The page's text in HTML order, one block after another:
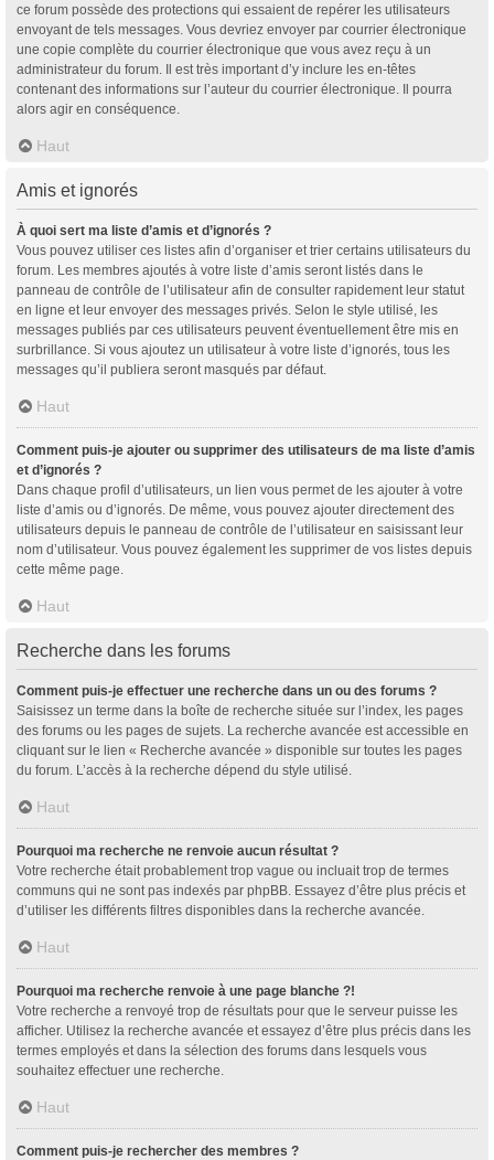
ce forum possède des protections qui essaient de repérer les utilisateurs
envoyant de tels messages. Vous devriez envoyer par courrier électronique
une copie complète du courrier électronique que vous avez reçu à un
administrateur du forum. Il est très important d’y inclure les en-têtes
contenant des informations sur l’auteur du courrier électronique. Il pourra
alors agir en conséquence.
Haut
Amis et ignorés
À quoi sert ma liste d’amis et d’ignorés ?
Vous pouvez utiliser ces listes afin d’organiser et trier certains utilisateurs du
forum. Les membres ajoutés à votre liste d’amis seront listés dans le
panneau de contrôle de l’utilisateur afin de consulter rapidement leur statut
en ligne et leur envoyer des messages privés. Selon le style utilisé, les
messages publiés par ces utilisateurs peuvent éventuellement être mis en
surbrillance. Si vous ajoutez un utilisateur à votre liste d’ignorés, tous les
messages qu’il publiera seront masqués par défaut.
Haut
Comment puis-je ajouter ou supprimer des utilisateurs de ma liste d’amis
et d’ignorés ?
Dans chaque profil d’utilisateurs, un lien vous permet de les ajouter à votre
liste d’amis ou d’ignorés. De même, vous pouvez ajouter directement des
utilisateurs depuis le panneau de contrôle de l’utilisateur en saisissant leur
nom d’utilisateur. Vous pouvez également les supprimer de vos listes depuis
cette même page.
Haut
Recherche dans les forums
Comment puis-je effectuer une recherche dans un ou des forums ?
Saisissez un terme dans la boîte de recherche située sur l’index, les pages
des forums ou les pages de sujets. La recherche avancée est accessible en
cliquant sur le lien « Recherche avancée » disponible sur toutes les pages
du forum. L’accès à la recherche dépend du style utilisé.
Haut
Pourquoi ma recherche ne renvoie aucun résultat ?
Votre recherche était probablement trop vague ou incluait trop de termes
communs qui ne sont pas indexés par phpBB. Essayez d’être plus précis et
d’utiliser les différents filtres disponibles dans la recherche avancée.
Haut
Pourquoi ma recherche renvoie à une page blanche ?!
Votre recherche a renvoyé trop de résultats pour que le serveur puisse les
afficher. Utilisez la recherche avancée et essayez d’être plus précis dans les
termes employés et dans la sélection des forums dans lesquels vous
souhaitez effectuer une recherche.
Haut
Comment puis-je rechercher des membres ?